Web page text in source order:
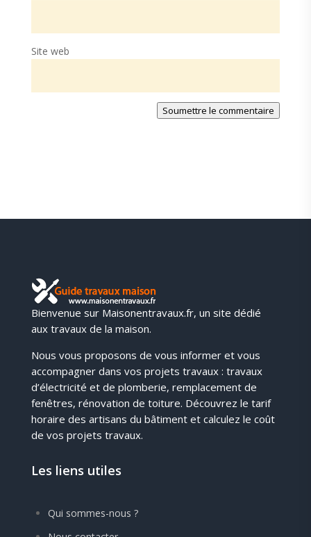
Site web
Soumettre le commentaire
Bienvenue sur Maisonentravaux.fr, un site dédié
aux travaux de la maison.
Nous vous proposons de vous informer et vous
accompagner dans vos projets travaux : travaux
d’électricité et de plomberie, remplacement de
fenêtres, rénovation de toiture. Découvrez le tarif
horaire des artisans du bâtiment et calculez le coût
de vos projets travaux.
Les liens utiles
Qui sommes-nous ?